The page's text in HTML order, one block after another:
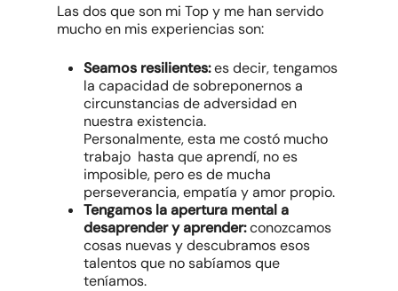
Las dos que son mi Topy me han servido
mucho en mis experiencias son:
Seamos resilientes:es decir, tengamos
la capacidad de sobreponernos a
circunstancias de adversidad en
nuestra existencia.
Personalmente, esta me costó mucho
trabajo hasta que aprendí, no es
imposible, pero es de mucha
perseverancia, empatía y amor propio.
Tengamos la apertura mental a
desaprender y aprender:conozcamos
cosas nuevas y descubramos esos
talentos que no sabíamos que
teníamos.